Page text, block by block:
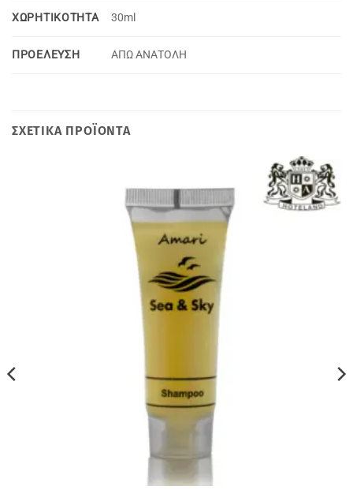
ΧΩΡΗΤΙΚΟΤΗΤΑ 30ml
ΠΡΟΕΛΕΥΣΗ ΑΠΩ ΑΝΑΤΟΛΗ
ΣΧΕΤΙΚΆ ΠΡΟΪΌΝΤΑ